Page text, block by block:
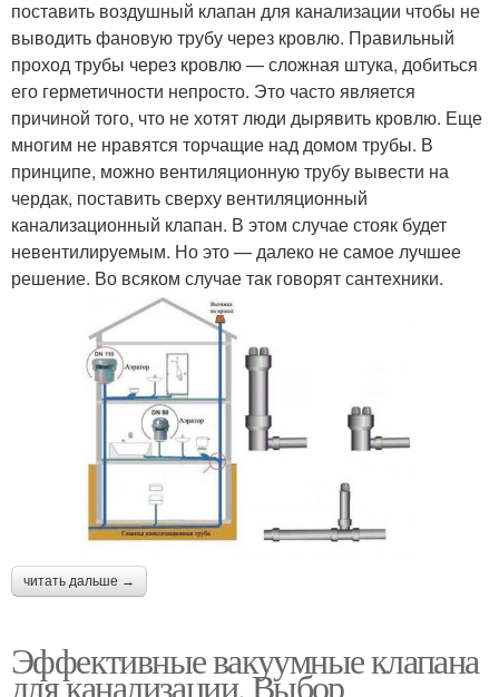
поставить воздушный клапан для канализации чтобы не
выводить фановую трубу через кровлю. Правильный
проход трубы через кровлю — сложная штука, добиться
его герметичности непросто. Это часто является
причиной того, что не хотят люди дырявить кровлю. Еще
многим не нравятся торчащие над домом трубы. В
принципе, можно вентиляционную трубу вывести на
чердак, поставить сверху вентиляционный
канализационный клапан. В этом случае стояк будет
невентилируемым. Но это — далеко не самое лучшее
решение. Во всяком случае так говорят сантехники.
читать дальше →
Эффективные вакуумные клапана
для канализации. Выбор